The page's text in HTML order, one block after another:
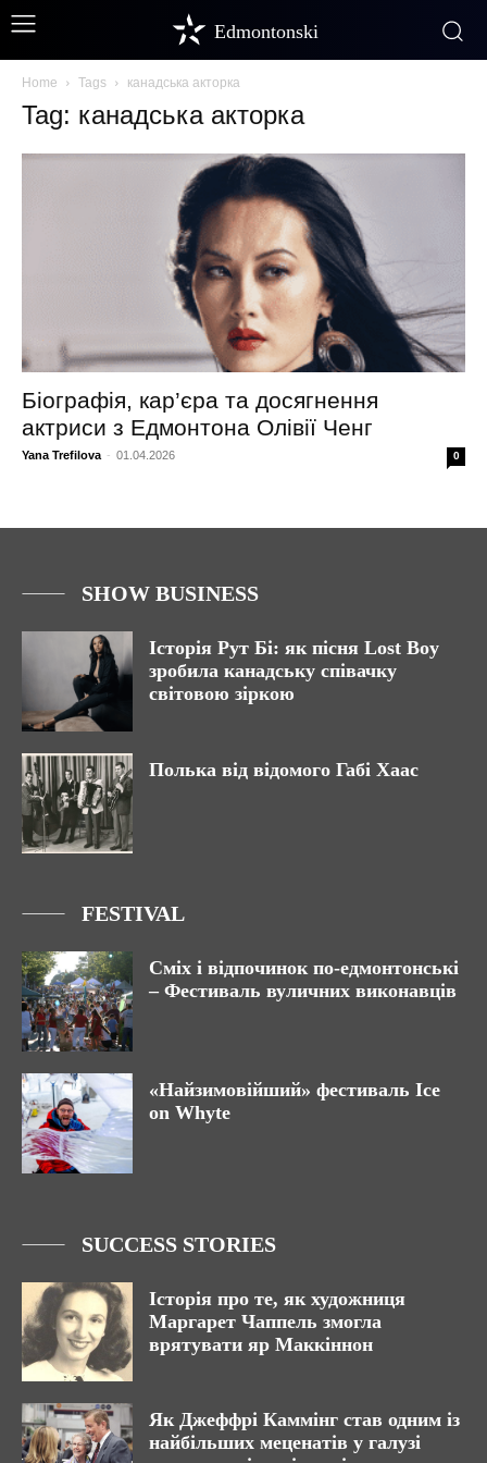
Edmontonski
Home Tags канадська акторка
Tag: канадська акторка
Біографія, кар’єра та досягнення
актриси з Едмонтона Олівії Ченг
Yana Trefilova - 01.04.2026 0
SHOW BUSINESS
Історія Рут Бі: як пісня Lost Boy
зробила канадську співачку
світовою зіркою
Полька від відомого Габі Хаас
FESTIVAL
Сміх і відпочинок по-едмонтонські
– Фестиваль вуличних виконавців
«Найзимовійший» фестиваль Ice
on Whyte
SUCCESS STORIES
Історія про те, як художниця
Маргарет Чаппель змогла
врятувати яр Маккіннон
Як Джеффрі Каммінг став одним із
найбільших меценатів у галузі